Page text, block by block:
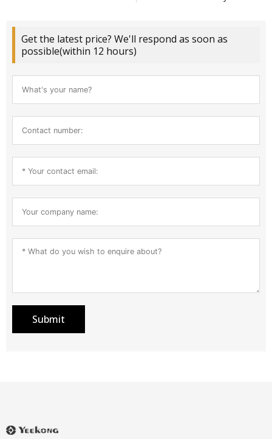
Get the latest price? We'll respond as soon as
possible(within 12 hours)
Submit